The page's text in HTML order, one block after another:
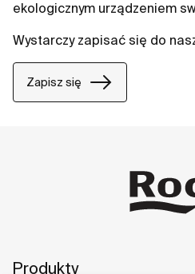
ekologicznym urządzeniem
Wystarczy zapisać się do
Zapisz się
Produkty